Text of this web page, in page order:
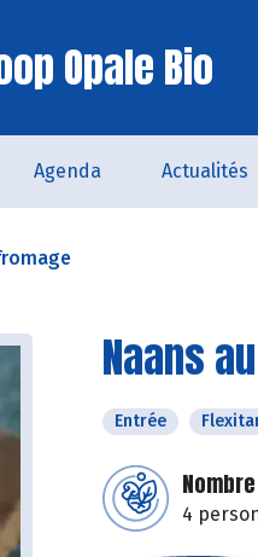
Opale Bio
Agenda Actualités
Naans
Entrée
4